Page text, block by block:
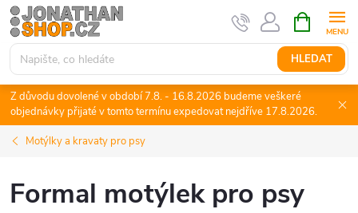
Přejít
na
obsah
HLEDAT
NÁKUPNÍ
KOŠÍK
Z důvodu dovolené v období 7.8. - 16.8.2026 budeme veškeré
objednávky přijaté v tomto termínu expedovat nejdříve 17.8.2026.
Motýlky a kravaty pro psy
Formal motýlek pro psy